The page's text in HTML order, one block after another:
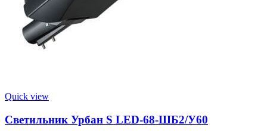
Quick view
Светильник Урбан S LED-68-ШБ2/У60